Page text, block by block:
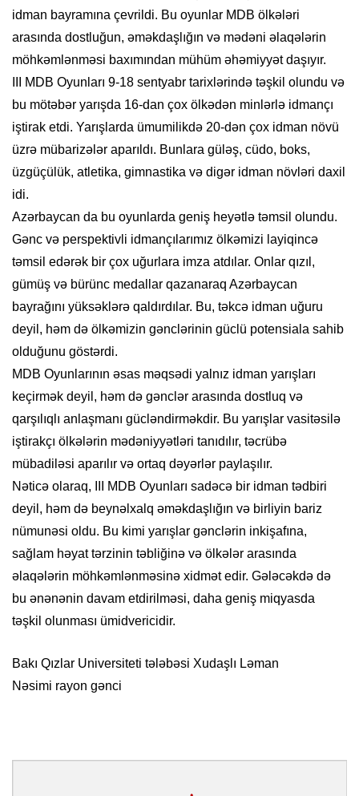
idman bayramına çevrildi. Bu oyunlar MDB ölkələri
arasında dostluğun, əməkdaşlığın və mədəni əlaqələrin
möhkəmlənməsi baxımından mühüm əhəmiyyət daşıyır.
III MDB Oyunları 9-18 sentyabr tarixlərində təşkil olundu və
bu mötəbər yarışda 16-dan çox ölkədən minlərlə idmançı
iştirak etdi. Yarışlarda ümumilikdə 20-dən çox idman növü
üzrə mübarizələr aparıldı. Bunlara güləş, cüdo, boks,
üzgüçülük, atletika, gimnastika və digər idman növləri daxil
idi.
Azərbaycan da bu oyunlarda geniş heyətlə təmsil olundu.
Gənc və perspektivli idmançılarımız ölkəmizi layiqincə
təmsil edərək bir çox uğurlara imza atdılar. Onlar qızıl,
gümüş və bürünc medallar qazanaraq Azərbaycan
bayrağını yüksəklərə qaldırdılar. Bu, təkcə idman uğuru
deyil, həm də ölkəmizin gənclərinin güclü potensiala sahib
olduğunu göstərdi.
MDB Oyunlarının əsas məqsədi yalnız idman yarışları
keçirmək deyil, həm də gənclər arasında dostluq və
qarşılıqlı anlaşmanı gücləndirməkdir. Bu yarışlar vasitəsilə
iştirakçı ölkələrin mədəniyyətləri tanıdılır, təcrübə
mübadiləsi aparılır və ortaq dəyərlər paylaşılır.
Nəticə olaraq, III MDB Oyunları sadəcə bir idman tədbiri
deyil, həm də beynəlxalq əməkdaşlığın və birliyin bariz
nümunəsi oldu. Bu kimi yarışlar gənclərin inkişafına,
sağlam həyat tərzinin təbliğinə və ölkələr arasında
əlaqələrin möhkəmlənməsinə xidmət edir. Gələcəkdə də
bu ənənənin davam etdirilməsi, daha geniş miqyasda
təşkil olunması ümidvericidir.
Bakı Qızlar Universiteti tələbəsi Xudaşlı Ləman
Nəsimi rayon gənci